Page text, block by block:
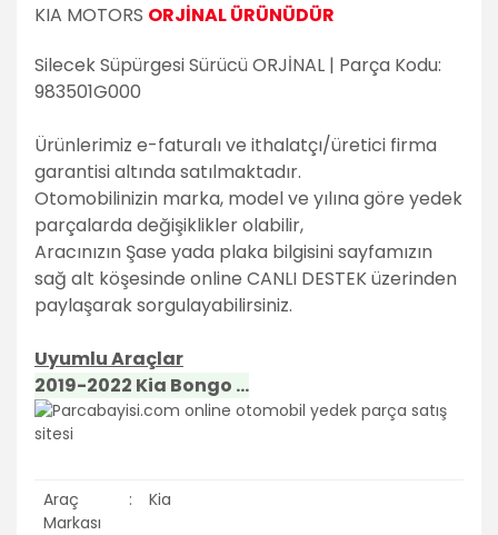
KIA MOTORS ORJİNAL ÜRÜNÜDÜR
Silecek Süpürgesi Sürücü ORJİNAL | Parça Kodu:
983501G000
Ürünlerimiz e-faturalı ve ithalatçı/üretici firma
garantisi altında satılmaktadır.
Otomobilinizin marka, model ve yılına göre yedek
parçalarda değişiklikler olabilir,
Aracınızın Şase yada plaka bilgisini sayfamızın
sağ alt köşesinde online CANLI DESTEK üzerinden
paylaşarak sorgulayabilirsiniz.
Uyumlu Araçlar
2019-2022 Kia Bongo ...
Araç
Markası
: Kia